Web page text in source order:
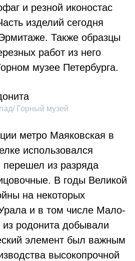
и резной иконостас
изделий сегодня
Также образцы
работ из него
музее Петербурга.
Горный музей
метро Маяковская в
использовался
из разряда
В годы Великой
на некоторых
и в том числе Мало-
родонита добывали
элемент был важным
высокопрочной